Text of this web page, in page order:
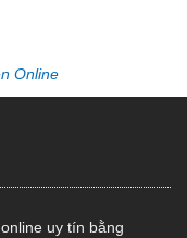
Online
uy tín bằng